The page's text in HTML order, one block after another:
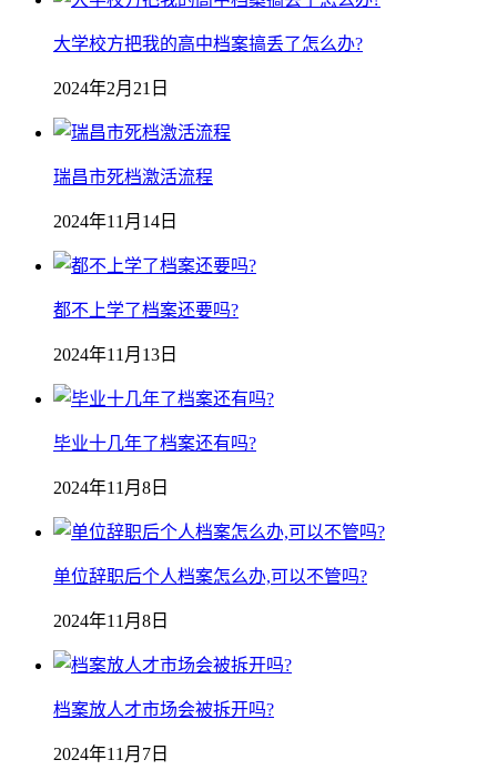
大学校方把我的高中档案搞丢了怎么办?
2024年2月21日
瑞昌市死档激活流程
2024年11月14日
都不上学了档案还要吗?
2024年11月13日
毕业十几年了档案还有吗?
2024年11月8日
单位辞职后个人档案怎么办,可以不管吗?
2024年11月8日
档案放人才市场会被拆开吗?
2024年11月7日